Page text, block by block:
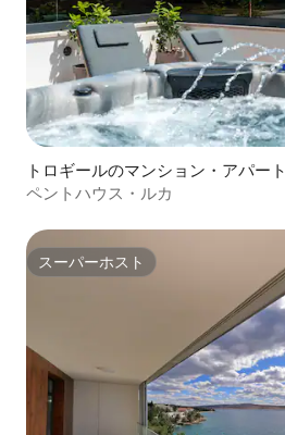
トロギールのマンション・アパート
ペントハウス・ルカ
スーパーホスト
スーパーホスト